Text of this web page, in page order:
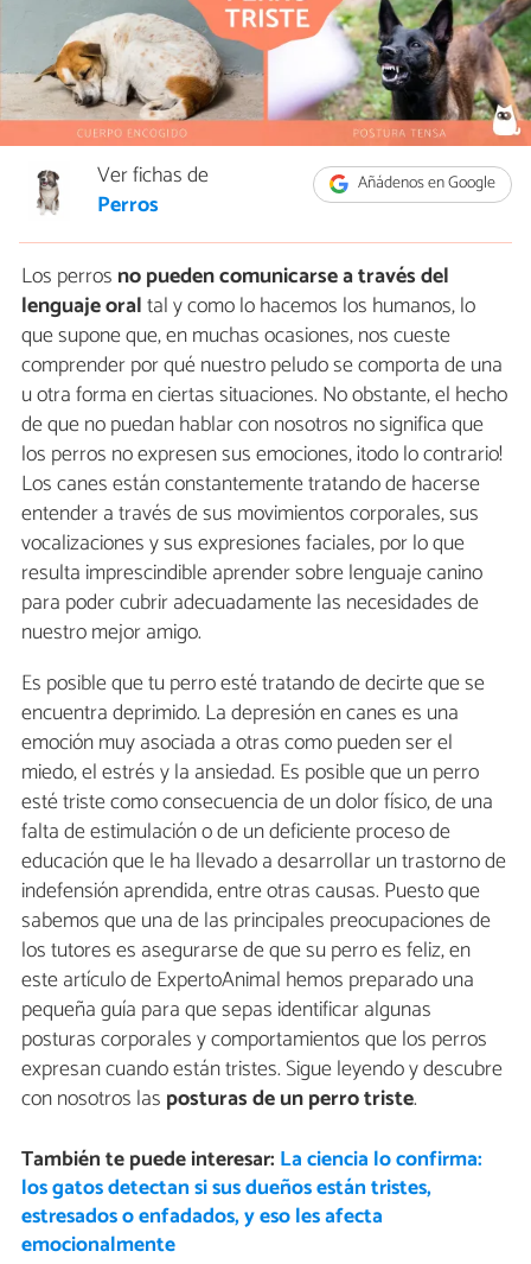
Añádenos en Google
Ver fichas de
Perros
Los perros no pueden comunicarse a través del
lenguaje oraltal y como lo hacemos los humanos, lo
que supone que, en muchas ocasiones, nos cueste
comprender por qué nuestro peludo se comporta de una
u otra forma en ciertas situaciones. No obstante, el hecho
de que no puedan hablar con nosotros no significa que
los perros no expresen sus emociones, ¡todo lo contrario!
Los canes están constantemente tratando de hacerse
entender a través de sus movimientos corporales, sus
vocalizaciones y sus expresiones faciales, por lo que
resulta imprescindible aprender sobre lenguaje canino
para poder cubrir adecuadamente las necesidades de
nuestro mejor amigo.
Es posible que tu perro esté tratando de decirte que se
encuentra deprimido. La depresión en canes es una
emoción muy asociada a otras como pueden ser el
miedo, el estrés y la ansiedad. Es posible que un perro
esté triste como consecuencia de un dolor físico, de una
falta de estimulación o de un deficiente proceso de
educación que le ha llevado a desarrollar un trastorno de
indefensión aprendida, entre otras causas. Puesto que
sabemos que una de las principales preocupaciones de
los tutores es asegurarse de que su perro es feliz, en
este artículo de ExpertoAnimal hemos preparado una
pequeña guía para que sepas identificar algunas
posturas corporales y comportamientos que los perros
expresan cuando están tristes. Sigue leyendo y descubre
con nosotros las posturas de un perro triste.
También te puede interesar: La ciencia lo confirma:
los gatos detectan si sus dueños están tristes,
estresados o enfadados, y eso les afecta
emocionalmente